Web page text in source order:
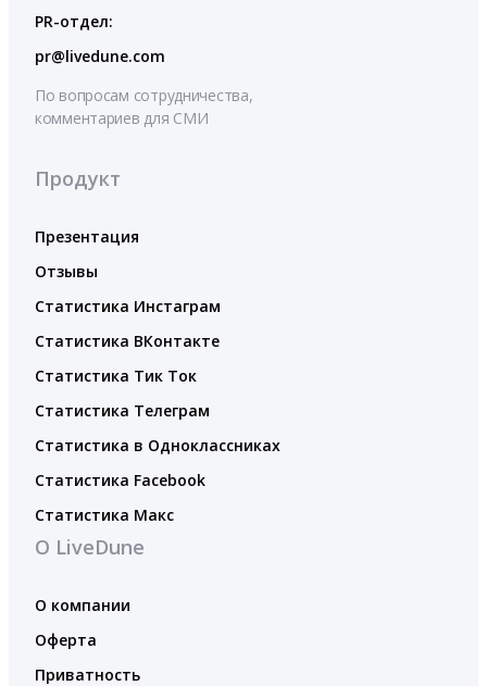
PR-отдел:
pr@livedune.com
По вопросам сотрудничества,
комментариев для СМИ
Продукт
Презентация
Отзывы
Статистика Инстаграм
Статистика ВКонтакте
Статистика Тик Ток
Статистика Телеграм
Статистика в Одноклассниках
Статистика Facebook
Статистика Макс
О LiveDune
О компании
Оферта
Приватность